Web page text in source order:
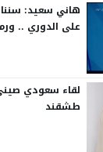
هاني سعيد:
على الدوري ..
لقاء سعودي
طشقند